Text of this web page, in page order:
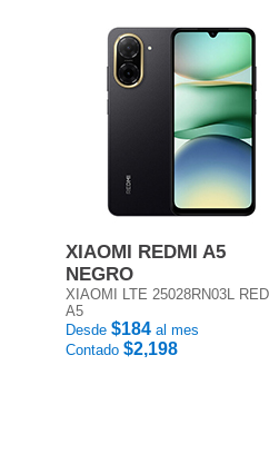
XIAOMI REDMI A5
NEGRO
XIAOMI LTE 25028RN03L
A5
Desde $184 al mes
Contado $2,198